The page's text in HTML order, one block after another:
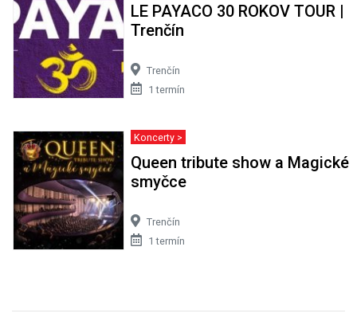
LE PAYACO 30 ROKOV TOUR |
Trenčín
Trenčín
1 termín
Koncerty >
Queen tribute show a Magické
smyčce
Trenčín
1 termín